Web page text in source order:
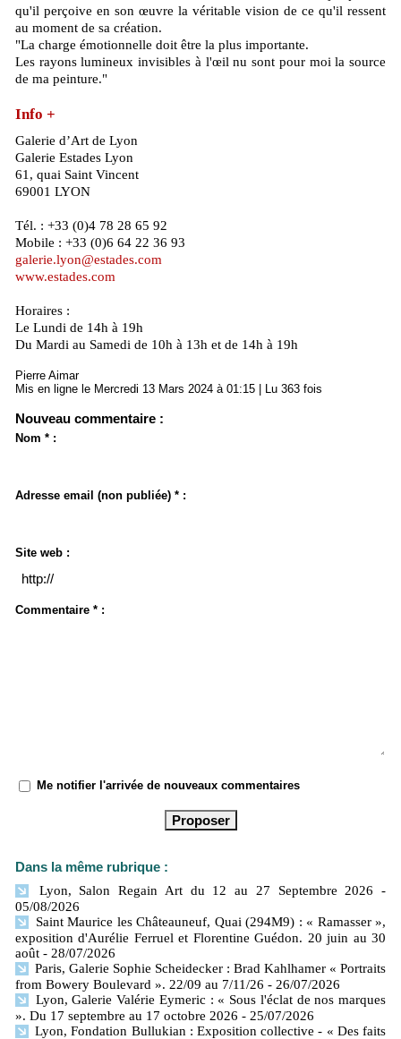
qu'il perçoive en son œuvre la véritable vision de ce qu'il ressent
au moment de sa création.
"La charge émotionnelle doit être la plus importante.
Les rayons lumineux invisibles à l'œil nu sont pour moi la source
de ma peinture."
Info +
Galerie d’Art de Lyon
Galerie Estades Lyon
61, quai Saint Vincent
69001 LYON
Tél. : +33 (0)4 78 28 65 92
Mobile : +33 (0)6 64 22 36 93
galerie.lyon@estades.com
www.estades.com
Horaires :
Le Lundi de 14h à 19h
Du Mardi au Samedi de 10h à 13h et de 14h à 19h
Pierre Aimar
Mis en ligne le Mercredi 13 Mars 2024 à 01:15 | Lu 363 fois
Nouveau commentaire :
Nom * :
Adresse email (non publiée) * :
Site web :
Commentaire * :
Me notifier l'arrivée de nouveaux commentaires
Dans la même rubrique :
Lyon, Salon Regain Art du 12 au 27 Septembre 2026
-
05/08/2026
Saint Maurice les Châteauneuf, Quai (294M9) : « Ramasser »,
exposition d'Aurélie Ferruel et Florentine Guédon. 20 juin au 30
août - 28/07/2026
Paris, Galerie Sophie Scheidecker : Brad Kahlhamer « Portraits
from Bowery Boulevard ». 22/09 au 7/11/26 - 26/07/2026
Lyon, Galerie Valérie Eymeric : « Sous l'éclat de nos marques
». Du 17 septembre au 17 octobre 2026 - 25/07/2026
Lyon, Fondation Bullukian : Exposition collective - « Des faits